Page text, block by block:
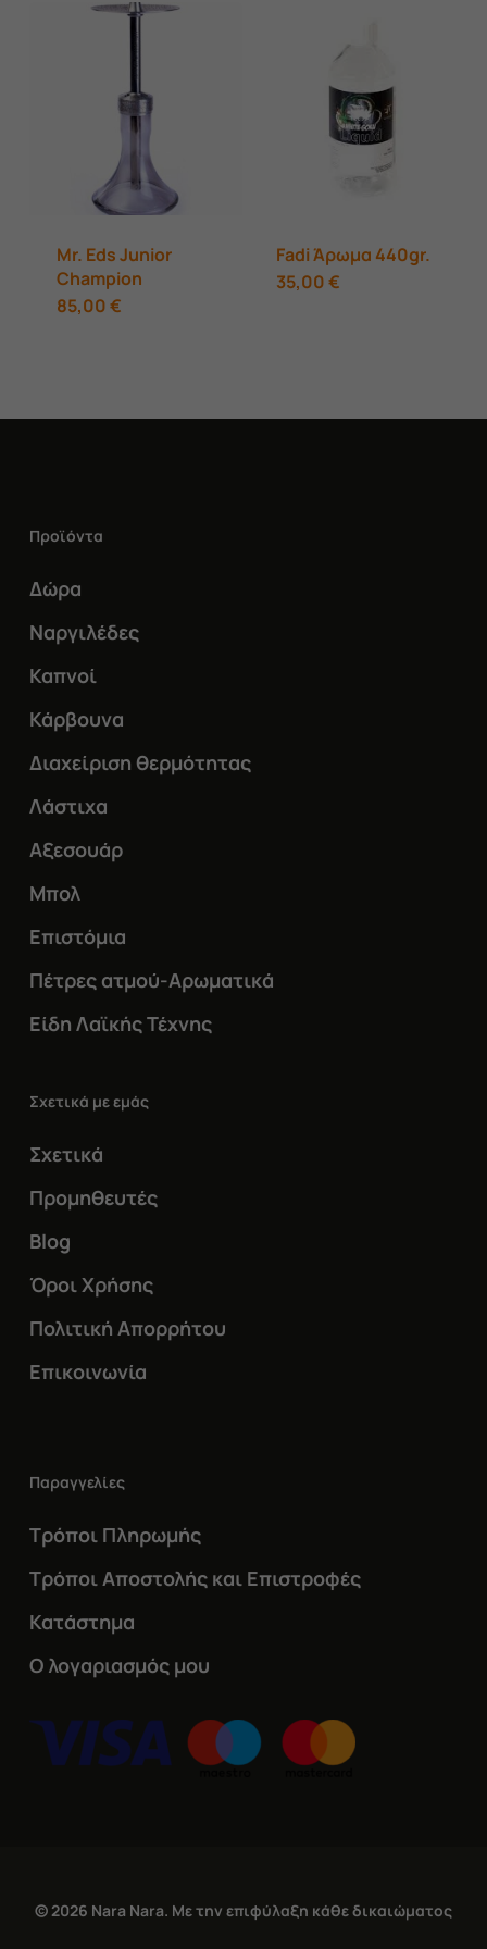
πολλαπλές
παραλλαγές.
Οι
να
Mr. Eds Junior
Champion
85,00€
Fadi Άρωμα 440gr.
35,00€
πολλαπλές
Προϊόντα
Δώρα
Ναργιλέδες
Καπνοί
Κάρβουνα
Διαχείριση θερμότητας
Λάστιχα
Αξεσουάρ
Μπολ
Επιστόμια
Πέτρες ατμού-Αρωματικά
Είδη Λαϊκής Τέχνης
Σχετικά με εμάς
Σχετικά
Προμηθευτές
Blog
Όροι Χρήσης
Πολιτική Απορρήτου
Επικοινωνία
Παραγγελίες
Τρόποι Πληρωμής
Τρόποι Αποστολής και Επιστροφές
Κατάστημα
Ο λογαριασμός μου
© 2026 Nara Nara. Με την επιφύλαξη κάθε δικαιώματος